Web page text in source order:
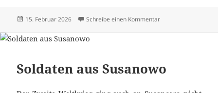
Veröffentlicht
15. Februar 2026 Schreibe einen Kommentarzu Alle Texte und
Soldaten aus Susanowo